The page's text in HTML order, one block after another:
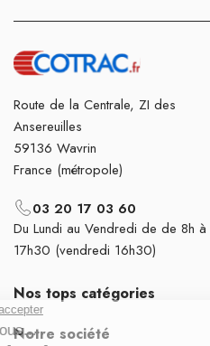
Route de la Centrale, ZI des
Ansereuilles
59136 Wavrin
France (métropole)
03 20 17 03 60
Du Lundi au Vendredi de de 8h à
17h30 (vendredi 16h30)
Nos tops catégories
Notre société